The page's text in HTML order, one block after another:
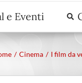
e Eventi
Cinema I film da